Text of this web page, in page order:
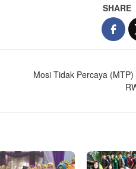
SHARE
Mosi Tidak Percaya